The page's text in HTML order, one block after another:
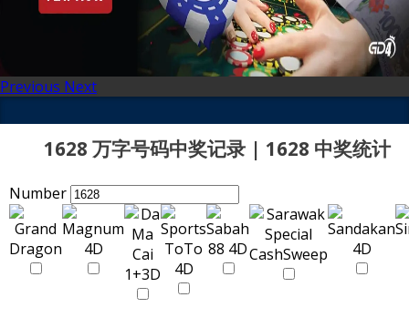
Previous Next
1628 万字号码中奖记录 | 1628 中奖统计
Number